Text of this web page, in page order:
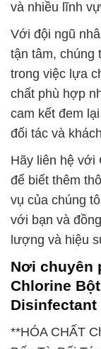
và nhiều lĩnh
Với đội ngũ
tận tâm, chúng
trong việc lựa
chất phù hợp
cam kết đem
đối tác và
Hãy liên hệ với
để biết thêm
vụ của chúng
với bạn và
lượng và hiệu
Nơi chuyên
Chlorine
Disinfectant
**HÓA CHẤT